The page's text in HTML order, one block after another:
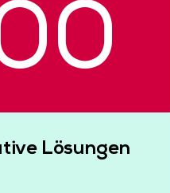
Lösungen